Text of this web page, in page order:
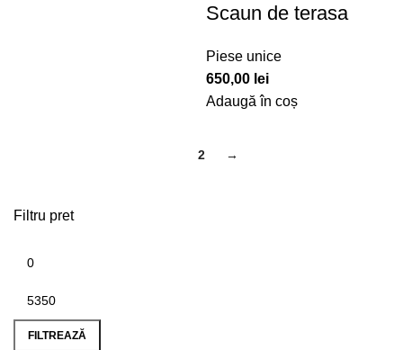
Filtru pret
FILTREAZĂ
Scaun de terasa
Piese unice
650,00 lei
Adaugă în coș
2 →